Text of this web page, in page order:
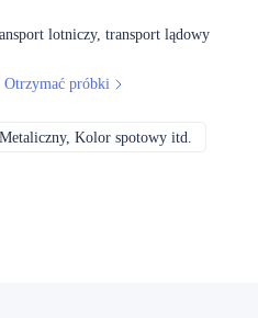
lotniczy, transport lądowy
Otrzymać próbki
Kolor spotowy itd.